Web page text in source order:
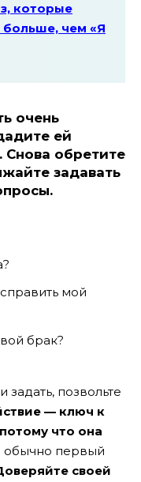
которые
больше, чем «Я
очень
ей
Снова обретите
задавать
мой
брак?
позвольте
— ключ к
что она
обычно первый
своей